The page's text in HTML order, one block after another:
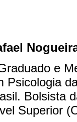
e
Psicologia
Bolsista
Superior